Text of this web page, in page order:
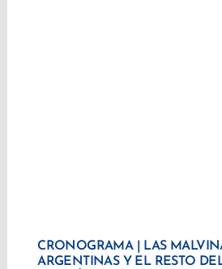
CRONOGRAMA | LAS
ARGENTINAS Y EL RESTO